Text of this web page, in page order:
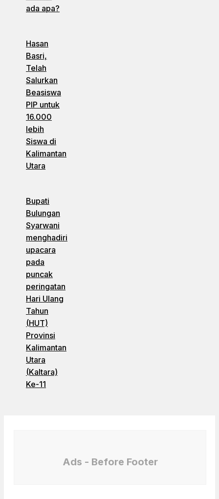
ada apa?
Hasan
Basri,
Telah
Salurkan
Beasiswa
PIP untuk
16.000
lebih
Siswa di
Kalimantan
Utara
Bupati
Bulungan
Syarwani
menghadiri
upacara
pada
puncak
peringatan
Hari Ulang
Tahun
(HUT)
Provinsi
Kalimantan
Utara
(Kaltara)
Ke-11
Ads - Before Footer